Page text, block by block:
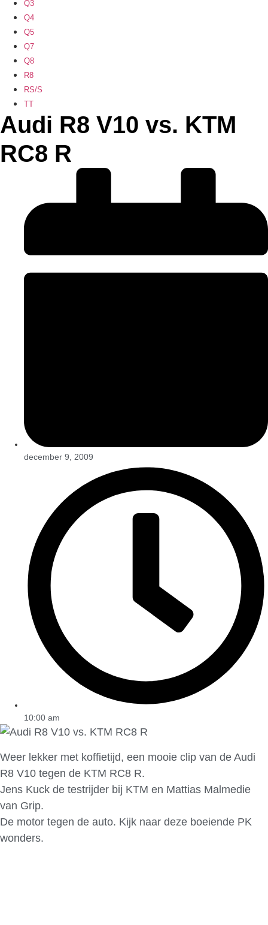
Q3
Q4
Q5
Q7
Q8
R8
RS/S
TT
Audi R8 V10 vs. KTM
RC8 R
december 9, 2009
10:00 am
Weer lekker met koffietijd, een mooie clip van de Audi
R8 V10 tegen de KTM RC8 R.
Jens Kuck de testrijder bij KTM en Mattias Malmedie
van Grip.
De motor tegen de auto. Kijk naar deze boeiende PK
wonders.